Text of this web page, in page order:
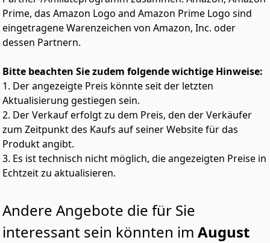
Prime, das Amazon Logo and Amazon Prime Logo sind
eingetragene Warenzeichen von Amazon, Inc. oder
dessen Partnern.
Bitte beachten Sie zudem folgende wichtige Hinweise:
1. Der angezeigte Preis könnte seit der letzten
Aktualisierung gestiegen sein.
2. Der Verkauf erfolgt zu dem Preis, den der Verkäufer
zum Zeitpunkt des Kaufs auf seiner Website für das
Produkt angibt.
3. Es ist technisch nicht möglich, die angezeigten Preise in
Echtzeit zu aktualisieren.
Andere Angebote die für Sie
interessant sein könnten im August